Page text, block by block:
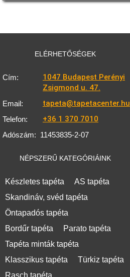
ELÉRHETŐSÉGEK
Cím:
1047 Budapest Perényi
Zsigmond u. 47.
Email: tapeta@tapetacenter.hu
Telefon: +36 1 370 7010
Adószám: 11453835-2-07
NÉPSZERŰ KATEGÓRIÁINK
Készletes tapéta
AS tapéta
Skandináv, svéd tapéta
Öntapadós tapéta
Bordűr tapéta
Parato tapéta
Tapéta minták tapéta
Klasszikus tapéta
Türkiz tapéta
Rasch tapéta